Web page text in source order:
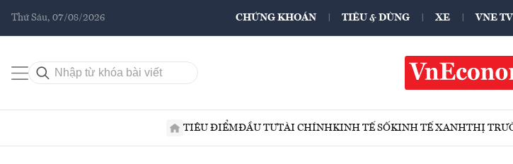
Thứ Sáu, 07/08/2026 CHỨNG KHOÁN TIÊU & DÙNG XE VNE TV
TIÊU ĐIỂMĐẦU TƯTÀI CHÍNHKINH TẾ SỐKINH TẾ XANHTHỊ